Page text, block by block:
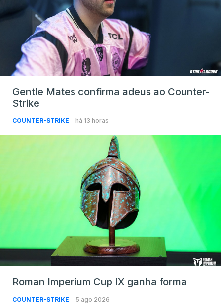
Gentle Mates confirma adeus ao Counter-
Strike
COUNTER-STRIKE há 13 horas
Roman Imperium Cup IX ganha forma
COUNTER-STRIKE 5 ago 2026